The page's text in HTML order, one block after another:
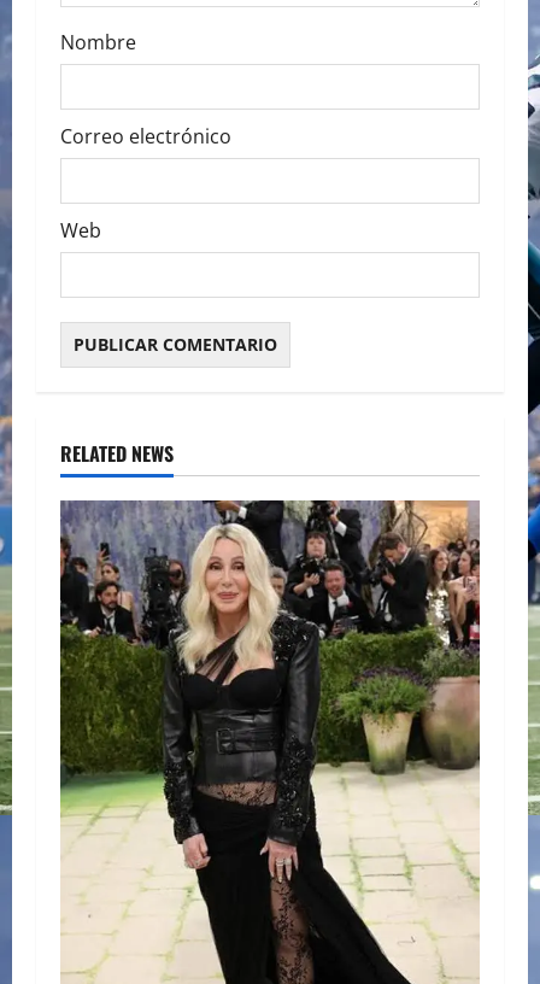
Nombre
Correo electrónico
Web
RELATED NEWS